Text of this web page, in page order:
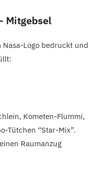
Mitgebsel
Logo bedruckt und
Kometen-Flummi,
Tütchen “Star-Mix”.
Raumanzug